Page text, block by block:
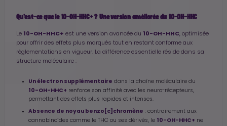
Qu'est-ce que le 10-OH-HHC+ ? Une version améliorée du 10-OH-HHC
Le 10-OH-HHC+ est une version avancée du 10-OH-HHC, optimisée
pour offrir des effets plus marqués tout en restant conforme aux
réglementations en vigueur. La différence essentielle réside dans sa
structure moléculaire :
Un électron supplémentaire dans la chaîne moléculaire du
10-OH-HHC+ renforce son affinité avec les neuro-récepteurs,
permettant des effets plus rapides et intenses.
Absence de noyau benzo[c]chromène : contrairement aux
cannabinoïdes comme le THC ou ses dérivés, le 10-OH-HHC+ ne